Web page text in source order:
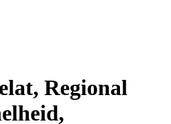
Regional